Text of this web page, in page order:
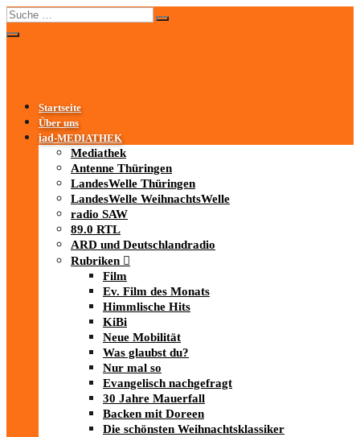
Startseite
Über uns
iad-MEDIATHEK
Mediathek
Antenne Thüringen
LandesWelle Thüringen
LandesWelle WeihnachtsWelle
radio SAW
89.0 RTL
ARD und Deutschlandradio
Rubriken
Film
Ev. Film des Monats
Himmlische Hits
KiBi
Neue Mobilität
Was glaubst du?
Nur mal so
Evangelisch nachgefragt
30 Jahre Mauerfall
Backen mit Doreen
Die schönsten Weihnachtsklassiker